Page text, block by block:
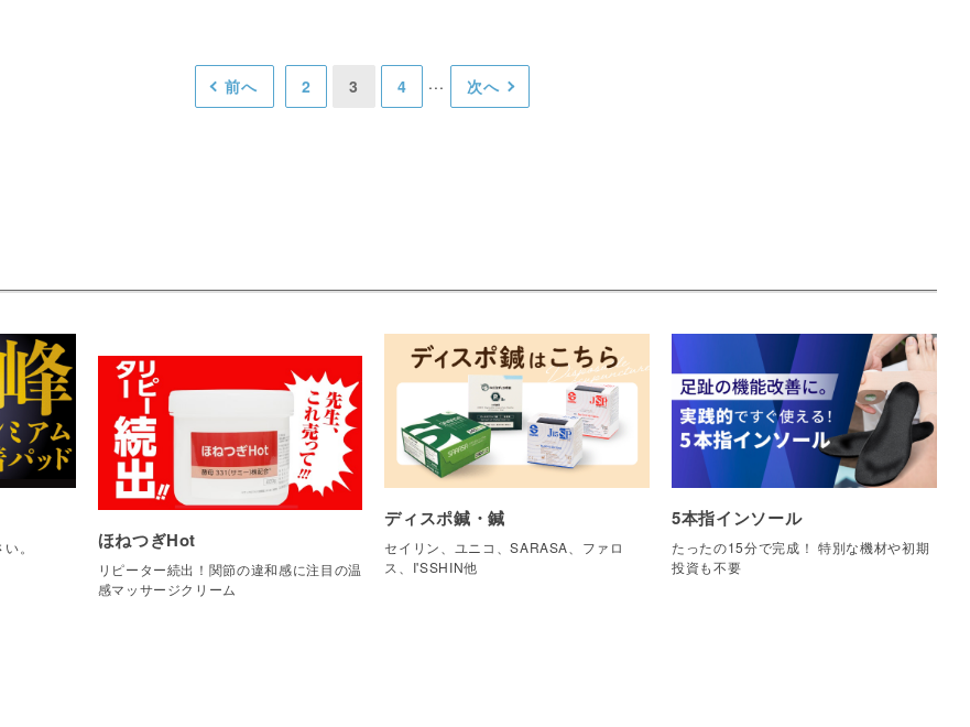
前へ 2 3 4 次へ
。 ほねつぎHot
リピーター続出！関節の違和感に注目の温
感マッサージクリーム
ディスポ鍼・鍼
セイリン、ユニコ、SARASA、ファロ
ス、I'SSHIN他
5本指インソール
たったの15分で完成！ 特別な機材や初期
投資も不要